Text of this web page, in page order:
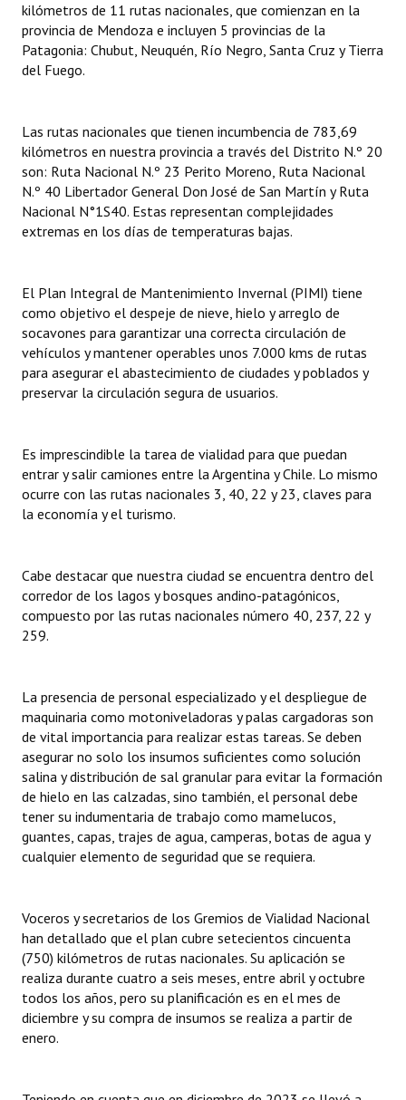
Bariloche, Municipio intercultural
Entrega de distinciones
kilómetros de 11 rutas nacionales, que comienzan en la
provincia de Mendoza e incluyen 5 provincias de la
Patagonia: Chubut, Neuquén, Río Negro, Santa Cruz y Tierra
del Fuego.
Las rutas nacionales que tienen incumbencia de 783,69
kilómetros en nuestra provincia a través del Distrito N.º 20
son: Ruta Nacional N.º 23 Perito Moreno, Ruta Nacional
N.º 40 Libertador General Don José de San Martín y Ruta
Nacional N°1S40. Estas representan complejidades
extremas en los días de temperaturas bajas.
El Plan Integral de Mantenimiento Invernal (PIMI) tiene
como objetivo el despeje de nieve, hielo y arreglo de
socavones para garantizar una correcta circulación de
vehículos y mantener operables unos 7.000 kms de rutas
para asegurar el abastecimiento de ciudades y poblados y
preservar la circulación segura de usuarios.
Es imprescindible la tarea de vialidad para que puedan
entrar y salir camiones entre la Argentina y Chile. Lo mismo
ocurre con las rutas nacionales 3, 40, 22 y 23, claves para
la economía y el turismo.
Cabe destacar que nuestra ciudad se encuentra dentro del
corredor de los lagos y bosques andino-patagónicos,
compuesto por las rutas nacionales número 40, 237, 22 y
259.
La presencia de personal especializado y el despliegue de
maquinaria como motoniveladoras y palas cargadoras son
de vital importancia para realizar estas tareas. Se deben
asegurar no solo los insumos suficientes como solución
salina y distribución de sal granular para evitar la formación
de hielo en las calzadas, sino también, el personal debe
tener su indumentaria de trabajo como mamelucos,
guantes, capas, trajes de agua, camperas, botas de agua y
cualquier elemento de seguridad que se requiera.
Voceros y secretarios de los Gremios de Vialidad Nacional
han detallado que el plan cubre setecientos cincuenta
(750) kilómetros de rutas nacionales. Su aplicación se
realiza durante cuatro a seis meses, entre abril y octubre
todos los años, pero su planificación es en el mes de
diciembre y su compra de insumos se realiza a partir de
enero.